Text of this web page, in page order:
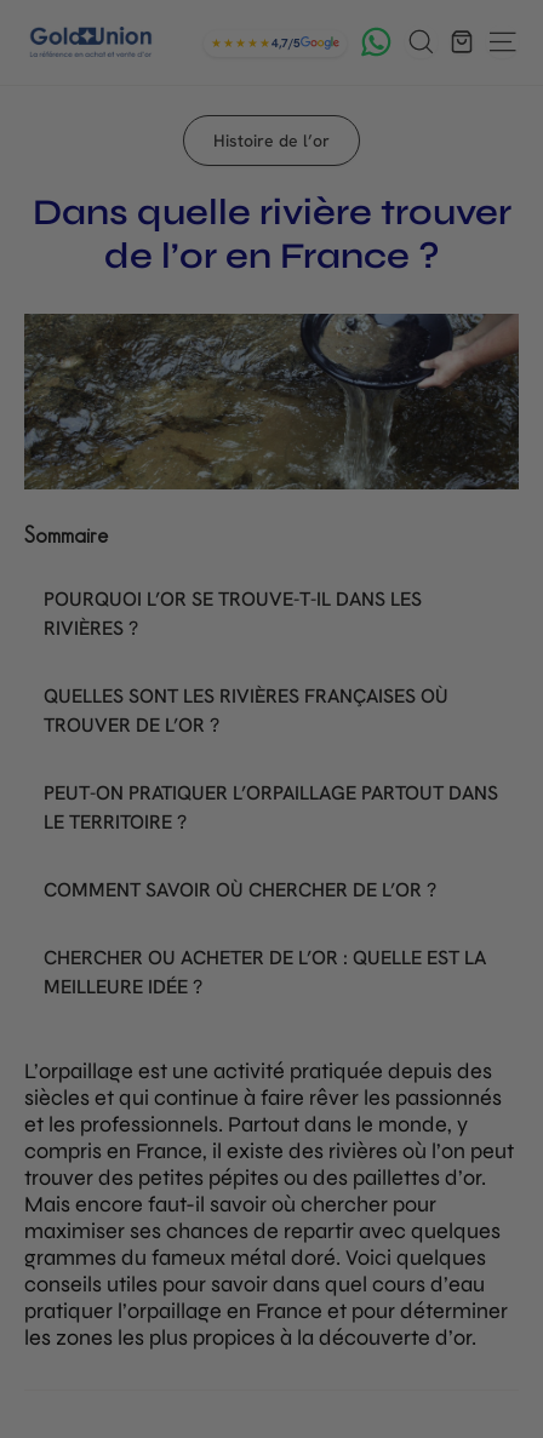
G
U
n
o
n
★★★★★4,7/5
Rechercher
Histoire de l’or
Dans quelle rivière trouver
de l’or en France ?
Sommaire
POURQUOI L’OR SE TROUVE-T-IL DANS LES
RIVIÈRES ?
QUELLES SONT LES RIVIÈRES FRANÇAISES OÙ
TROUVER DE L’OR ?
PEUT-ON PRATIQUER L’ORPAILLAGE PARTOUT DANS
LE TERRITOIRE ?
COMMENT SAVOIR OÙ CHERCHER DE L’OR ?
CHERCHER OU ACHETER DE L’OR : QUELLE EST LA
MEILLEURE IDÉE ?
L’orpaillage est une activité pratiquée depuis des
siècles et qui continue à faire rêver les passionnés
et les professionnels. Partout dans le monde, y
compris en France, il existe des rivières où l’on peut
trouver des petites pépites ou des paillettes d’or.
Mais encore faut-il savoir où chercher pour
maximiser ses chances de repartir avec quelques
grammes du fameux métal doré. Voici quelques
conseils utiles pour savoir dans quel cours d’eau
pratiquer l’orpaillage en France et pour déterminer
les zones les plus propices à la découverte d’or.